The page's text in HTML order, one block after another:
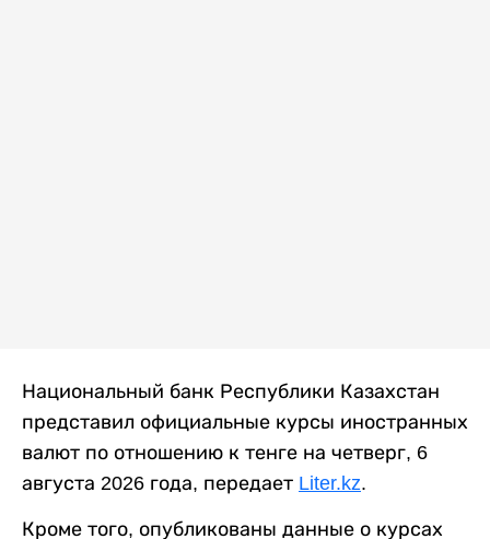
Национальный банк Республики Казахстан
представил официальные курсы иностранных
валют по отношению к тенге на четверг, 6
августа 2026 года, передает Liter.kz.
Кроме того, опубликованы данные о курсах